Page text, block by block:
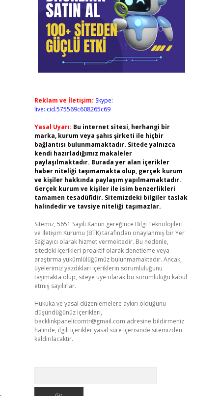
Reklam ve İletişim: Skype:
live:.cid.575569c608265c69
Yasal Uyarı: Bu internet sitesi, herhangi bir
marka, kurum veya şahıs şirketi ile hiçbir
bağlantısı bulunmamaktadır. Sitede yalnızca
kendi hazırladığımız makaleler
paylaşılmaktadır. Burada yer alan içerikler
haber niteliği taşımamakta olup, gerçek kurum
ve kişiler hakkında paylaşım yapılmamaktadır.
Gerçek kurum ve kişiler ile isim benzerlikleri
tamamen tesadüfidir. Sitemizdeki bilgiler taslak
halindedir ve tavsiye niteliği taşımazlar.
Sitemiz, 5651 Sayılı Kanun gereğince Bilgi Teknolojileri
ve İletişim Kurumu (BTK) tarafından onaylanmış bir Yer
Sağlayıcı olarak hizmet vermektedir. Bu nedenle,
sitedeki içerikleri proaktif olarak denetleme veya
araştırma yükümlülüğümüz bulunmamaktadır. Ancak,
üyelerimiz yazdıkları içeriklerin sorumluluğunu
taşımakta olup, siteye üye olarak bu sorumluluğu kabul
etmiş sayılırlar.
Hukuka ve yasal düzenlemelere aykırı olduğunu
düşündüğünüz içerikleri,
backlinkpanelicomtr@gmail.com adresine bildirmeniz
halinde, ilgili içerikler yasal süre içerisinde sitemizden
kaldırılacaktır.